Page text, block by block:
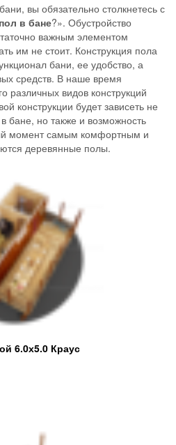
вы обязательно столкнетесь с
в бане?». Обустройство
важным элементом
им не стоит. Конструкция пола
бани, ее удобство, а
средств. В наше время
различных видов конструкций
конструкции будет зависеть не
бане, но также и возможность
момент самым комфортным и
деревянные полы.
6.0х5.0 Краус